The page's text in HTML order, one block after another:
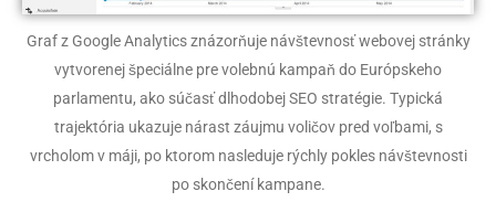
Graf z Google Analytics znázorňuje návštevnosť webovej stránky
vytvorenej špeciálne pre volebnú kampaň do Európskeho
parlamentu, ako súčasť dlhodobej SEO stratégie. Typická
trajektória ukazuje nárast záujmu voličov pred voľbami, s
vrcholom v máji, po ktorom nasleduje rýchly pokles návštevnosti
po skončení kampane.